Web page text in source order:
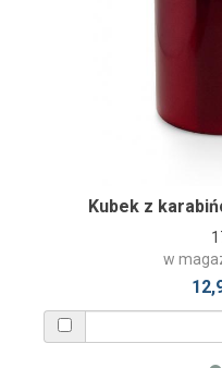
Kubek z
w